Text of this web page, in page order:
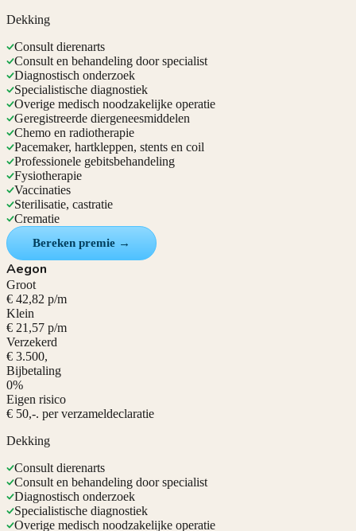
Dekking
Consult dierenarts
Consult en behandeling door specialist
Diagnostisch onderzoek
Specialistische diagnostiek
Overige medisch noodzakelijke operatie
Geregistreerde diergeneesmiddelen
Chemo en radiotherapie
Pacemaker, hartkleppen, stents en coil
Professionele gebitsbehandeling
Fysiotherapie
Vaccinaties
Sterilisatie, castratie
Crematie
Bereken premie →
Aegon
Groot
€ 42,82 p/m
Klein
€ 21,57 p/m
Verzekerd
€ 3.500,
Bijbetaling
0%
Eigen risico
€ 50,-. per verzameldeclaratie
Dekking
Consult dierenarts
Consult en behandeling door specialist
Diagnostisch onderzoek
Specialistische diagnostiek
Overige medisch noodzakelijke operatie